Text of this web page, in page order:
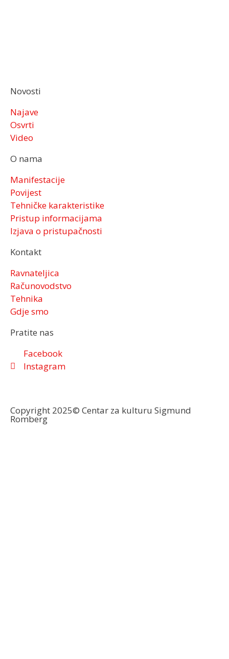
Novosti
Najave
Osvrti
Video
O nama
Manifestacije
Povijest
Tehničke karakteristike
Pristup informacijama
Izjava o pristupačnosti
Kontakt
Ravnateljica
Računovodstvo
Tehnika
Gdje smo
Pratite nas
Facebook
Instagram
Copyright 2025© Centar za kulturu Sigmund
Romberg